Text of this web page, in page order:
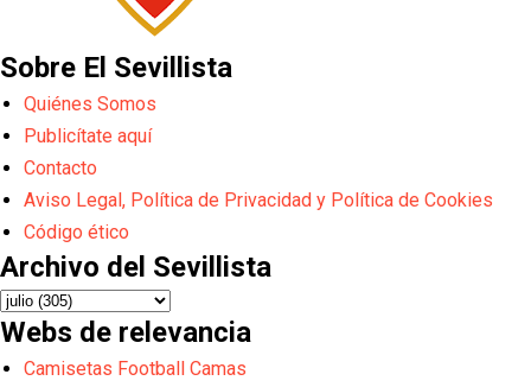
Sobre El Sevillista
Quiénes Somos
Publicítate aquí
Contacto
Aviso Legal, Política de Privacidad y Política de Cookies
Código ético
Archivo del Sevillista
Webs de relevancia
Camisetas Football Camas